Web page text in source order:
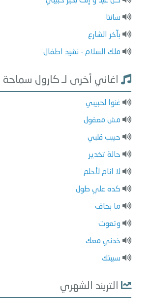
سانتا
بآخر الشارع
ملك السلام - نشيد اطفال
اغاني أخرى لـ كارول سماحة
غنوا لحبيبي
مش معقول
حبيب قلبي
حالة تخدير
لا انام لأحلم
كده علي طول
ما بخاف
وتعوت
خدني معك
سيبتك
التريند الشهري